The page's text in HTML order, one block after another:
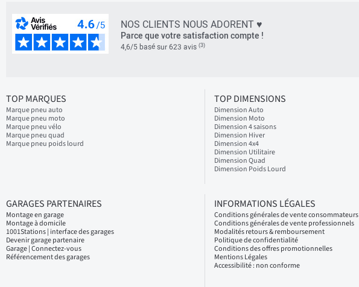
NOS CLIENTS NOUS ADORENT ♥
Parce que votre satisfaction compte !
4,6/5 basé sur 623 avis (3)
TOP MARQUES
Marque pneu auto
Marque pneu moto
Marque pneu vélo
Marque pneu quad
Marque pneu poids lourd
TOP DIMENSIONS
Dimension Auto
Dimension Moto
Dimension 4 saisons
Dimension Hiver
Dimension 4x4
Dimension Utilitaire
Dimension Quad
Dimension Poids Lourd
GARAGES PARTENAIRES
Montage en garage
Montage à domicile
1001Stations | interface des garages
Devenir garage partenaire
Garage | Connectez-vous
Référencement des garages
INFORMATIONS LÉGALES
Conditions générales de vente consommateurs
Conditions générales de vente professionnels
Modalités retours & remboursement
Politique de confidentialité
Conditions des offres promotionnelles
Mentions Légales
Accessibilité : non conforme